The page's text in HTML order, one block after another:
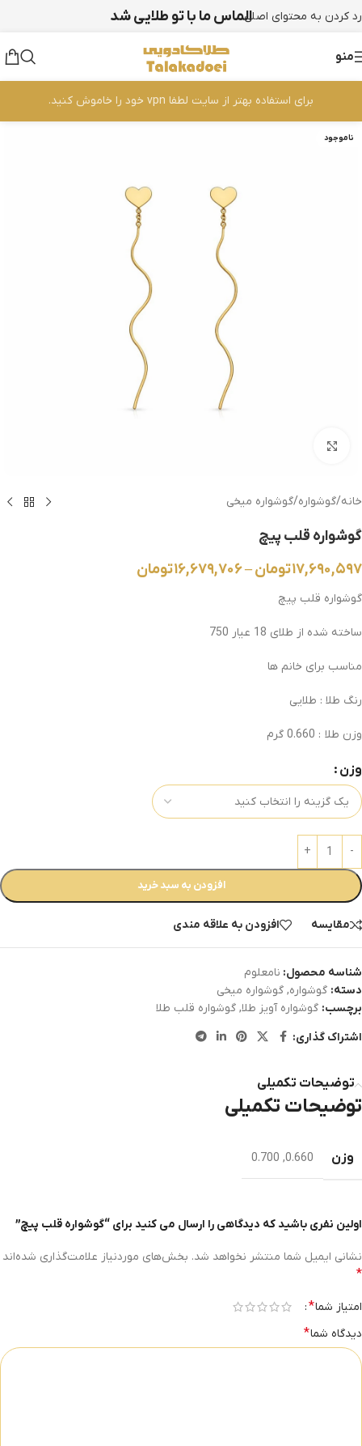
رد کردن به محتوای اصلیالماس ما با تو طلایی شد
منو
برای استفاده بهتر از سایت لطفا vpn خود را خاموش کنید.
ناموجود
خانه/گوشواره/گوشواره میخی
گوشواره قلب پیچ
۱۷,۶۹۰,۵۹۷تومان–۱۶,۶۷۹,۷۰۶تومان
گوشواره قلب پیچ
ساخته شده از طلای 18 عیار 750
مناسب برای خانم ها
رنگ طلا : طلایی
وزن طلا : 0.660 گرم
وزن
افزودن به سبد خرید
مقایسه افزودن به علاقه مندی
شناسه محصول: نامعلوم
دسته: گوشواره, گوشواره میخی
برچسب: گوشواره آویز طلا, گوشواره قلب طلا
اشتراک گذاری:
توضیحات تکمیلی
توضیحات تکمیلی
وزن 0.660
,
0.700
اولین نفری باشید که دیدگاهی را ارسال می کنید برای “گوشواره قلب پیچ”
نشانی ایمیل شما منتشر نخواهد شد. بخش‌های موردنیاز علامت‌گذاری شده‌اند
*
امتیاز شما*
دیدگاه شما*